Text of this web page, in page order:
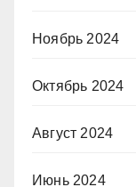
Ноябрь 2024
Октябрь 2024
Август 2024
Июнь 2024